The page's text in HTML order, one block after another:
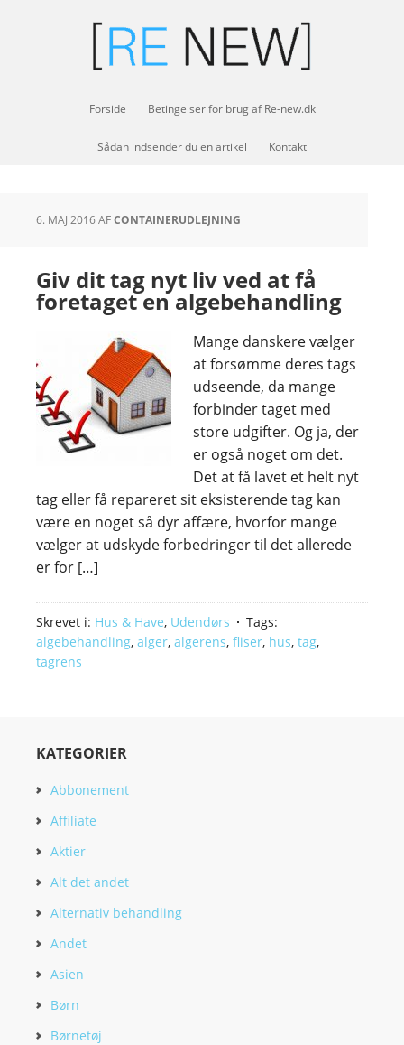
Forside Betingelser for brug af Re-new.dk
Sådan indsender du en artikel Kontakt
6. MAJ 2016AFCONTAINERUDLEJNING
Giv dit tag nyt liv ved at få
foretaget en algebehandling
Mange danskere vælger
at forsømme deres tags
udseende, da mange
forbinder taget med
store udgifter. Og ja, der
er også noget om det.
Det at få lavet et helt nyt
tag eller få repareret sit eksisterende tag kan
være en noget så dyr affære, hvorfor mange
vælger at udskyde forbedringer til det allerede
er for […]
Skrevet i: Hus & Have, Udendørs
Tags:
algebehandling, alger, algerens, fliser, hus, tag,
tagrens
KATEGORIER
Abbonement
Affiliate
Aktier
Alt det andet
Alternativ behandling
Andet
Asien
Børn
Børnetøj